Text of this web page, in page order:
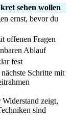
sehen wollen
ernst, bevor du
offenen Fragen
Ablauf
fest
Schritte mit
zeigt,
sind